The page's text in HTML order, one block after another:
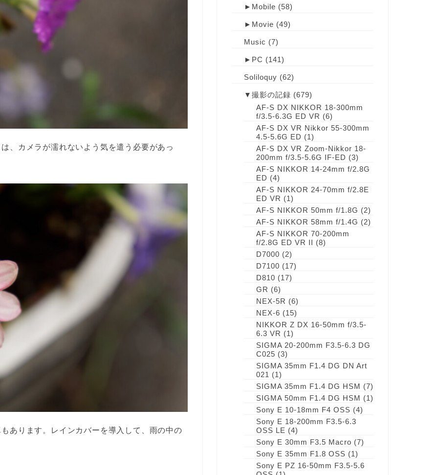
、カメラが濡れないよう気を遣う必要があっ
あります。レインカバーを導入して、雨の中の
► Mobile (58)
► Movie (49)
Music (7)
► PC (141)
Soliloquy (62)
▼ 撮影の記録 (679)
AF-S DX NIKKOR 18-300mm
f/3.5-6.3G ED VR (6)
AF-S DX VR Nikkor 55-300mm
4.5-5.6G ED (1)
AF-S DX VR Zoom-Nikkor 18-
200mm f/3.5-5.6G IF-ED (3)
AF-S NIKKOR 14-24mm f/2.8G
ED (4)
AF-S NIKKOR 24-70mm f/2.8E
ED VR (1)
AF-S NIKKOR 50mm f/1.8G (2)
AF-S NIKKOR 58mm f/1.4G (2)
AF-S NIKKOR 70-200mm
f/2.8G ED VR II (8)
D7000 (2)
D7100 (17)
D810 (17)
GR (6)
NEX-5R (6)
NEX-6 (15)
NIKKOR Z DX 16-50mm f/3.5-
6.3 VR (1)
SIGMA 20-200mm F3.5-6.3 DG
C025 (3)
SIGMA 35mm F1.4 DG DN Art
021 (1)
SIGMA 35mm F1.4 DG HSM (7)
SIGMA 50mm F1.4 DG HSM (1)
Sony E 10-18mm F4 OSS (4)
Sony E 18-200mm F3.5-6.3
OSS LE (4)
Sony E 30mm F3.5 Macro (7)
Sony E 35mm F1.8 OSS (1)
Sony E PZ 16-50mm F3.5-5.6